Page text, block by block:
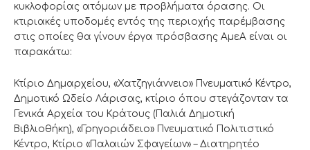
κυκλοφορίας ατόμων με προβλήματα όρασης. Οι
κτιριακές υποδομές εντός της περιοχής παρέμβασης
στις οποίες θα γίνουν έργα πρόσβασης ΑμεΑ είναι οι
παρακάτω:
Κτίριο Δημαρχείου, «Χατζηγιάννειο» Πνευματικό Κέντρο,
Δημοτικό Ωδείο Λάρισας, κτίριο όπου στεγάζονταν τα
Γενικά Αρχεία του Κράτους (Παλιά Δημοτική
Βιβλιοθήκη), «Γρηγοριάδειο» Πνευματικό Πολιτιστικό
Κέντρο, Κτίριο «Παλαιών Σφαγείων» – Διατηρητέο